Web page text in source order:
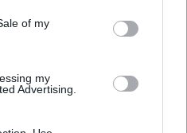
of my
my
Advertising.
του John Huston
αποκτά σήμερα πιο